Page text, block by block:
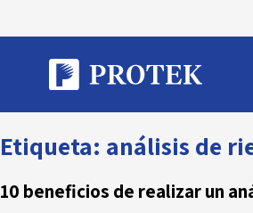
content
Etiqueta: análisis de
10 beneficios de realizar un